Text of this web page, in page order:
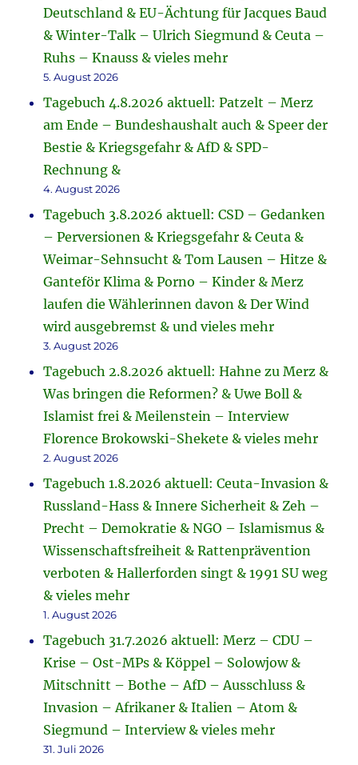
Deutschland & EU-Ächtung für Jacques Baud
& Winter-Talk – Ulrich Siegmund & Ceuta –
Ruhs – Knauss & vieles mehr
5. August 2026
Tagebuch 4.8.2026 aktuell: Patzelt – Merz
am Ende – Bundeshaushalt auch & Speer der
Bestie & Kriegsgefahr & AfD & SPD-
Rechnung &
4. August 2026
Tagebuch 3.8.2026 aktuell: CSD – Gedanken
– Perversionen & Kriegsgefahr & Ceuta &
Weimar-Sehnsucht & Tom Lausen – Hitze &
Ganteför Klima & Porno – Kinder & Merz
laufen die Wählerinnen davon & Der Wind
wird ausgebremst & und vieles mehr
3. August 2026
Tagebuch 2.8.2026 aktuell: Hahne zu Merz &
Was bringen die Reformen? & Uwe Boll &
Islamist frei & Meilenstein – Interview
Florence Brokowski-Shekete & vieles mehr
2. August 2026
Tagebuch 1.8.2026 aktuell: Ceuta-Invasion &
Russland-Hass & Innere Sicherheit & Zeh –
Precht – Demokratie & NGO – Islamismus &
Wissenschaftsfreiheit & Rattenprävention
verboten & Hallerforden singt & 1991 SU weg
& vieles mehr
1. August 2026
Tagebuch 31.7.2026 aktuell: Merz – CDU –
Krise – Ost-MPs & Köppel – Solowjow &
Mitschnitt – Bothe – AfD – Ausschluss &
Invasion – Afrikaner & Italien – Atom &
Siegmund – Interview & vieles mehr
31. Juli 2026